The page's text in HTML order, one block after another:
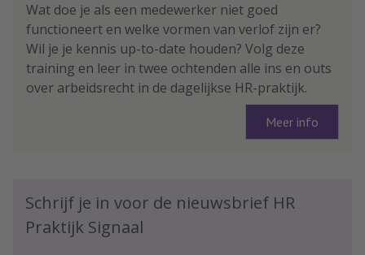
Wat doe je als een medewerker niet goed
functioneert en welke vormen van verlof zijn er?
Wil je je kennis up-to-date houden? Volg deze
training en leer in twee ochtenden alle ins en outs
over arbeidsrecht in de dagelijkse HR-praktijk.
Meer info
Schrijf je in voor de nieuwsbrief HR
Praktijk Signaal